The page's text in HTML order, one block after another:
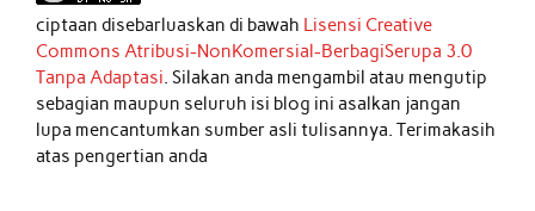
ciptaan disebarluaskan di bawah Lisensi Creative
Commons Atribusi-NonKomersial-BerbagiSerupa 3.0
Tanpa Adaptasi. Silakan anda mengambil atau mengutip
sebagian maupun seluruh isi blog ini asalkan jangan
lupa mencantumkan sumber asli tulisannya. Terimakasih
atas pengertian anda